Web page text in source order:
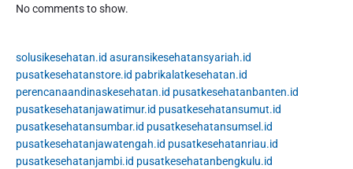
No comments to show.
solusikesehatan.id asuransikesehatansyariah.id
pusatkesehatanstore.id pabrikalatkesehatan.id
perencanaandinaskesehatan.id pusatkesehatanbanten.id
pusatkesehatanjawatimur.id pusatkesehatansumut.id
pusatkesehatansumbar.id pusatkesehatansumsel.id
pusatkesehatanjawatengah.id pusatkesehatanriau.id
pusatkesehatanjambi.id pusatkesehatanbengkulu.id